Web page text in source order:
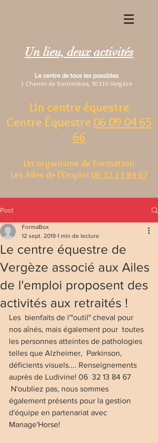
Un lieu, deux activités
Le centre de tous les possibles
1 Chemin de Sommières, 30310 Vergèze
Un centre équestre
Centre Équestre 06 09 04 65
66
Un organisme de formation
Les Ailes de l'Emploi 06 32 13 84 67
Post
Le centre équestre de
Vergèze associé aux Ailes
de l'emploi proposent des
activités aux retraités !
FormaBox
12 sept. 2019 1 min de lecture
Les  bienfaits de l'"outil" cheval pour
nos aînés, mais également pour  toutes
les personnes atteintes de pathologies
telles que Alzheimer,  Parkinson,
déficients visuels.... Renseignements
auprès de Ludivine! 06  32 13 84 67
également présents pour la gestion
d'équipe en partenariat avec
Manage'Horse!